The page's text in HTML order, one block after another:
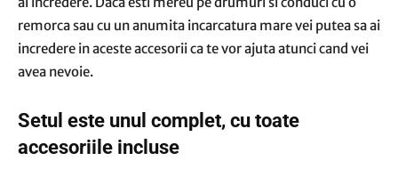
remorca sau cu un anumita incarcatura mare vei putea sa ai
incredere in aceste accesorii ca te vor ajuta atunci cand vei
avea nevoie.
Setul este unul complet, cu toate
accesoriile incluse